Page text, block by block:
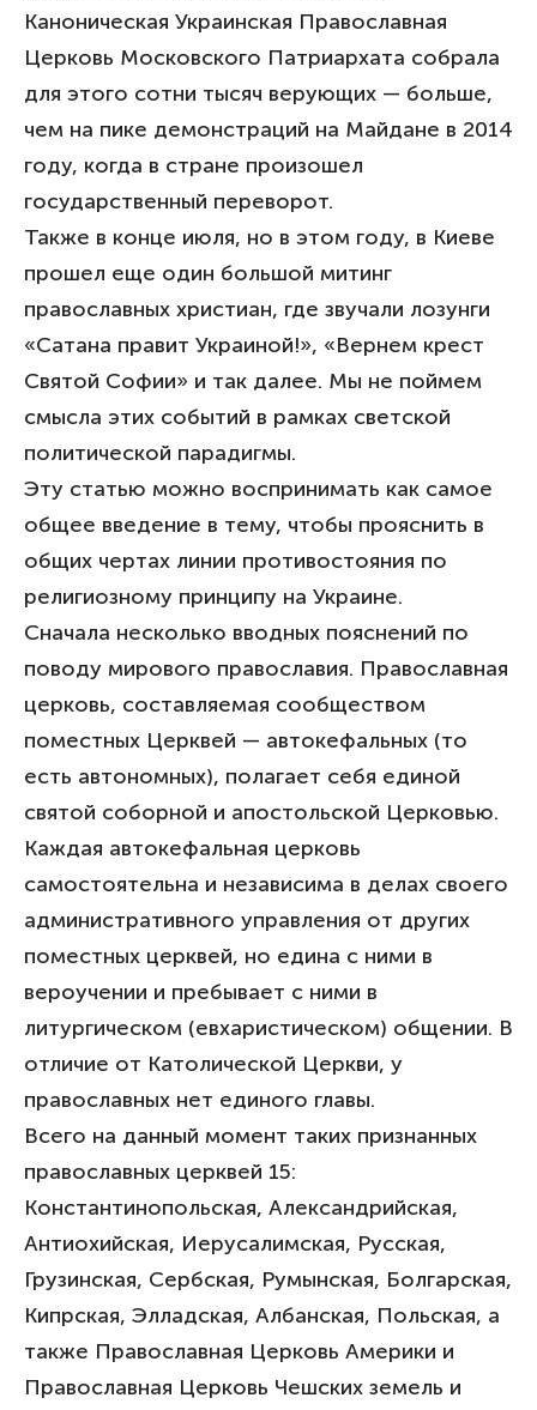
Каноническая Украинская Православная
Церковь Московского Патриархата собрала
для этого сотни тысяч верующих — больше,
чем на пике демонстраций на Майдане в 2014
году, когда в стране произошел
государственный переворот.
Также в конце июля, но в этом году, в Киеве
прошел еще один большой митинг
православных христиан, где звучали лозунги
«Сатана правит Украиной!», «Вернем крест
Святой Софии» и так далее. Мы не поймем
смысла этих событий в рамках светской
политической парадигмы.
Эту статью можно воспринимать как самое
общее введение в тему, чтобы прояснить в
общих чертах линии противостояния по
религиозному принципу на Украине.
Сначала несколько вводных пояснений по
поводу мирового православия. Православная
церковь, составляемая сообществом
поместных Церквей — автокефальных (то
есть автономных), полагает себя единой
святой соборной и апостольской Церковью.
Каждая автокефальная церковь
самостоятельна и независима в делах своего
административного управления от других
поместных церквей, но едина с ними в
вероучении и пребывает с ними в
литургическом (евхаристическом) общении. В
отличие от Католической Церкви, у
православных нет единого главы.
Всего на данный момент таких признанных
православных церквей 15:
Константинопольская, Александрийская,
Антиохийская, Иерусалимская, Русская,
Грузинская, Сербская, Румынская, Болгарская,
Кипрская, Элладская, Албанская, Польская, а
также Православная Церковь Америки и
Православная Церковь Чешских земель и